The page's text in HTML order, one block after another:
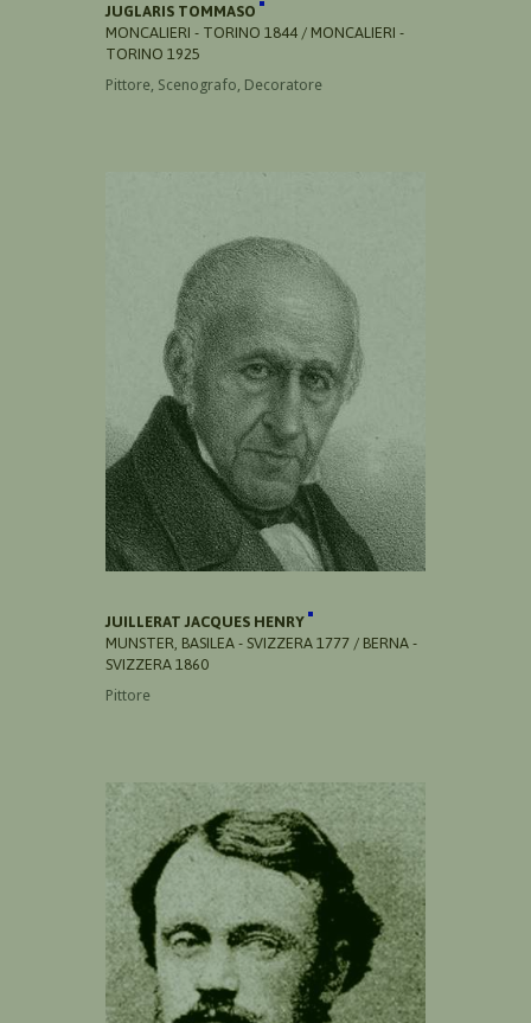
JUGLARIS TOMMASO
MONCALIERI - TORINO 1844 / MONCALIERI -
TORINO 1925
Pittore, Scenografo, Decoratore
JUILLERAT JACQUES HENRY
MUNSTER, BASILEA - SVIZZERA 1777 / BERNA -
SVIZZERA 1860
Pittore